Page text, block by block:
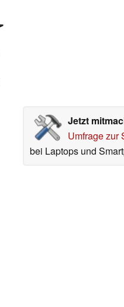
Jetzt
Umfrage zur
bei Laptops und